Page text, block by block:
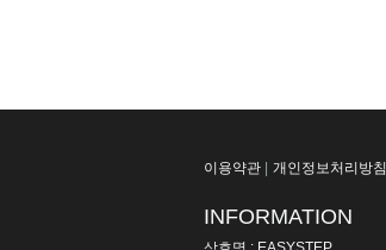
이용약관 개인정보처리방침
INFORMATION